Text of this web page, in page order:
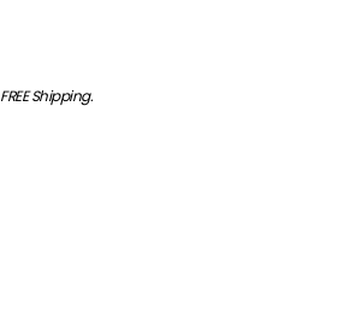
FREE Shipping.